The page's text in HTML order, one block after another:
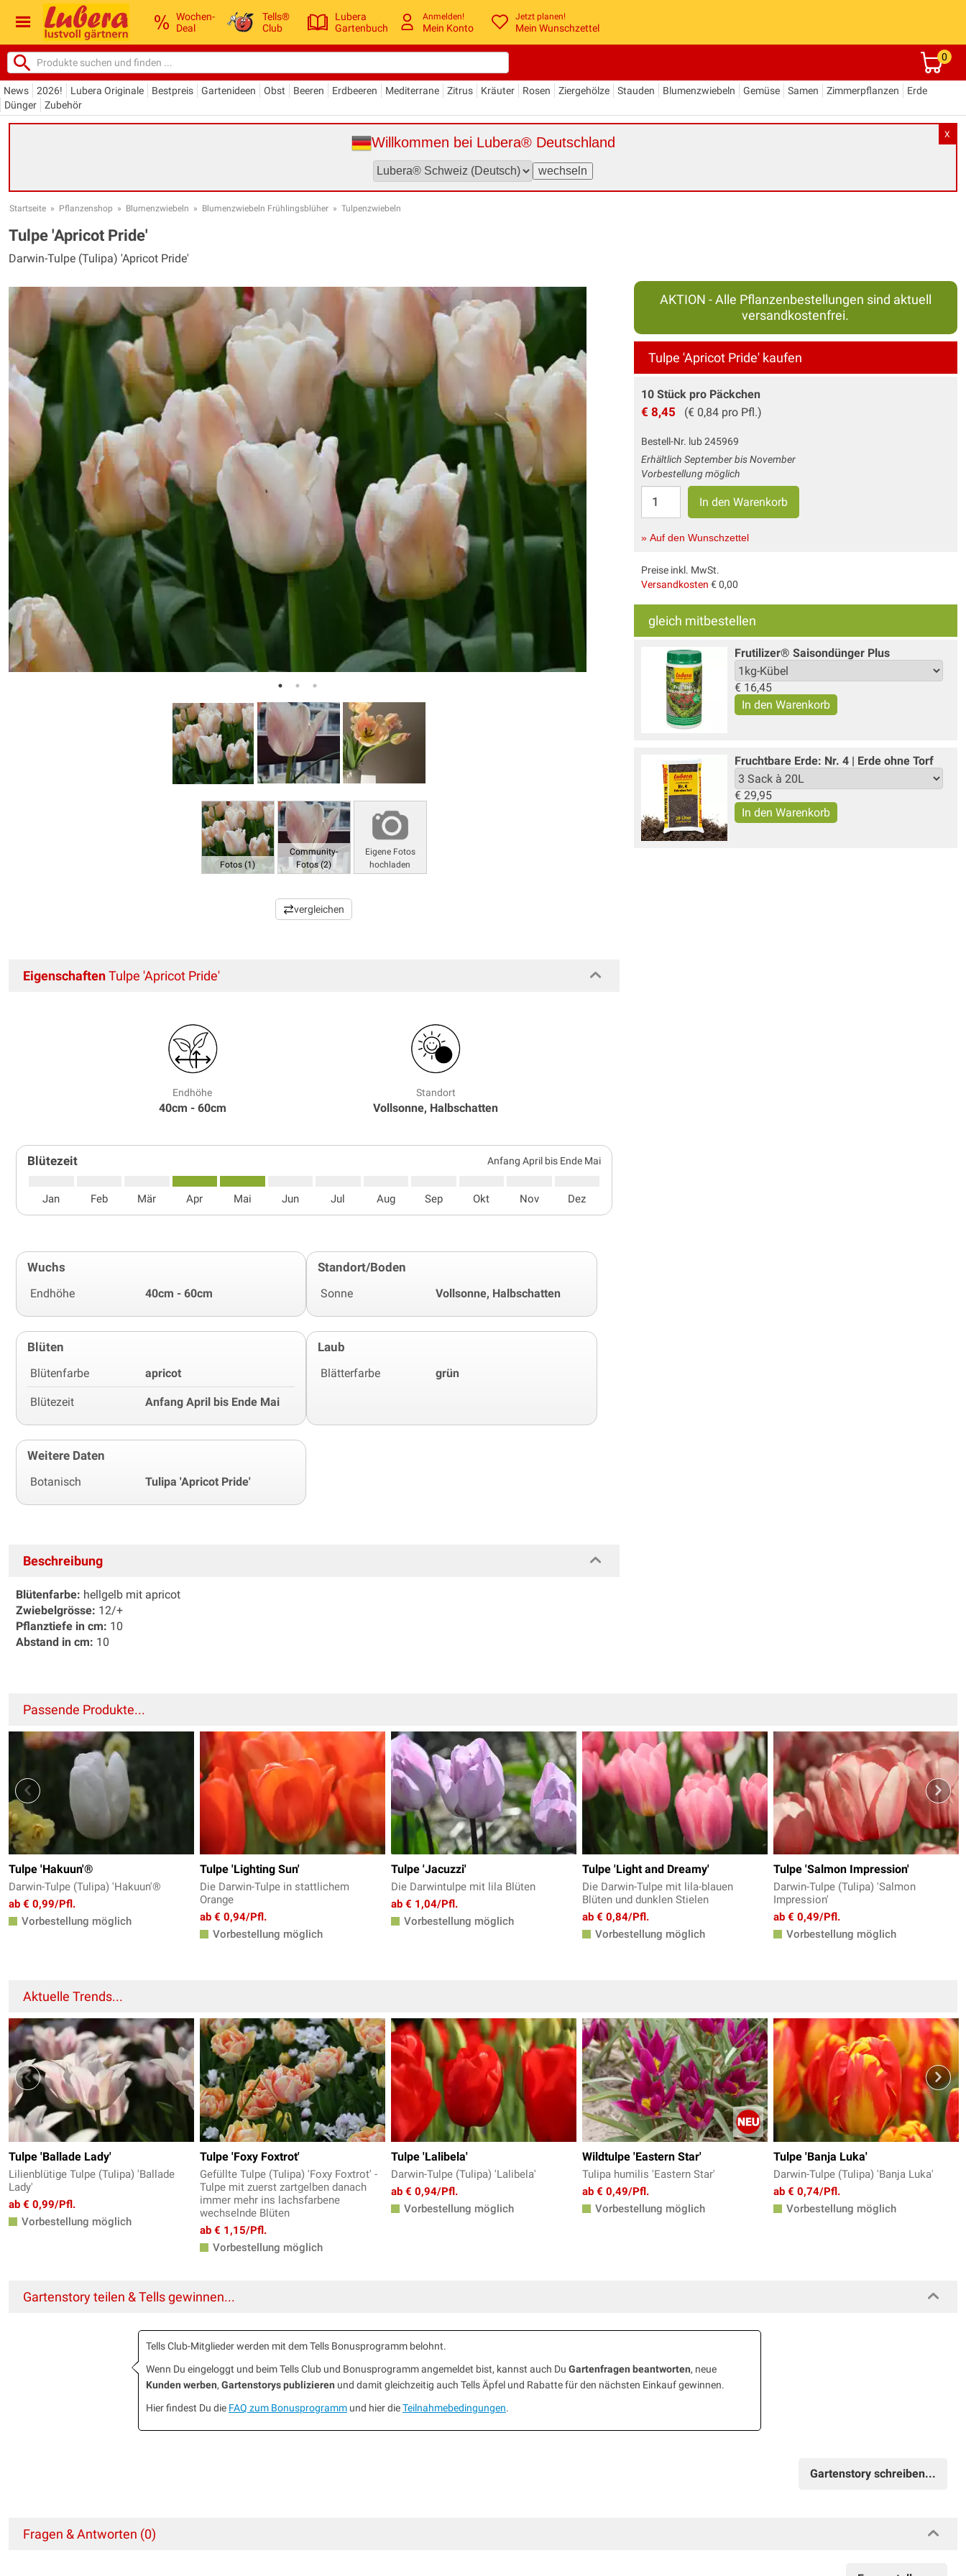
Wochen-
Deal
Tells®
Club
Lubera
Gartenbuch
Anmelden!
Mein Konto
Jetzt planen!
Mein Wunschzettel
0
News 2026! Lubera Originale Bestpreis Gartenideen Obst Beeren Erdbeeren Mediterrane Zitrus Kräuter Rosen Ziergehölze Stauden Blumenzwiebeln Gemüse Samen Zimmerpflanzen
Erde
Dünger
Zubehör
X
Willkommen bei Lubera® Deutschland
Startseite » Pflanzenshop » Blumenzwiebeln » Blumenzwiebeln Frühlingsblüher » Tulpenzwiebeln
Tulpe 'Apricot Pride'
Darwin-Tulpe (Tulipa) 'Apricot Pride'
Fotos (1)
Community-
Fotos (2)
Eigene Fotos
hochladen
vergleichen
AKTION - Alle Pflanzenbestellungen sind aktuell
versandkostenfrei.
Tulpe 'Apricot Pride' kaufen
10 Stück pro Päckchen
€ 8,45 (€ 0,84 pro Pfl.)
Bestell-Nr. lub 245969
Erhältlich September bis November
Vorbestellung möglich
» Auf den Wunschzettel
Preise inkl. MwSt.
Versandkosten € 0,00
gleich mitbestellen
Frutilizer® Saisondünger Plus
€ 16,45
Fruchtbare Erde: Nr. 4 | Erde ohne Torf
€ 29,95
EigenschaftenTulpe 'Apricot Pride'
Endhöhe
40cm - 60cm
Standort
Vollsonne, Halbschatten
Blütezeit Anfang April bis Ende Mai
Jan Feb Mär Apr Mai Jun Jul Aug Sep Okt Nov Dez
Wuchs
Endhöhe 40cm - 60cm
Standort/Boden
Sonne Vollsonne, Halbschatten
Blüten
Blütenfarbe apricot
Blütezeit Anfang April bis Ende Mai
Laub
Blätterfarbe grün
Weitere Daten
Botanisch Tulipa 'Apricot Pride'
Beschreibung
Blütenfarbe: hellgelb mit apricot
Zwiebelgrösse: 12/+
Pflanztiefe in cm: 10
Abstand in cm: 10
Passende Produkte...
Tulpe 'Hakuun'®
Darwin-Tulpe (Tulipa) 'Hakuun'®
ab € 0,99/Pfl.
Vorbestellung möglich
Tulpe 'Lighting Sun'
Die Darwin-Tulpe in stattlichem
Orange
ab € 0,94/Pfl.
Vorbestellung möglich
Tulpe 'Jacuzzi'
Die Darwintulpe mit lila Blüten
ab € 1,04/Pfl.
Vorbestellung möglich
Tulpe 'Light and Dreamy'
Die Darwin-Tulpe mit lila-blauen
Blüten und dunklen Stielen
ab € 0,84/Pfl.
Vorbestellung möglich
Tulpe 'Salmon Impression'
Darwin-Tulpe (Tulipa) 'Salmon
Impression'
ab € 0,49/Pfl.
Vorbestellung möglich
Aktuelle Trends...
Tulpe 'Ballade Lady'
Lilienblütige Tulpe (Tulipa) 'Ballade
Lady'
ab € 0,99/Pfl.
Vorbestellung möglich
Tulpe 'Foxy Foxtrot'
Gefüllte Tulpe (Tulipa) 'Foxy Foxtrot' -
Tulpe mit zuerst zartgelben danach
immer mehr ins lachsfarbene
wechselnde Blüten
ab € 1,15/Pfl.
Vorbestellung möglich
Tulpe 'Lalibela'
Darwin-Tulpe (Tulipa) 'Lalibela'
ab € 0,94/Pfl.
Vorbestellung möglich
Wildtulpe 'Eastern Star'
Tulipa humilis 'Eastern Star'
ab € 0,49/Pfl.
Vorbestellung möglich
Tulpe 'Banja Luka'
Darwin-Tulpe (Tulipa) 'Banja Luka'
ab € 0,74/Pfl.
Vorbestellung möglich
Gartenstory teilen & Tells gewinnen...
Tells Club-Mitglieder werden mit dem Tells Bonusprogramm belohnt.
Wenn Du eingeloggt und beim Tells Club und Bonusprogramm angemeldet bist, kannst auch Du Gartenfragen beantworten, neue
Kunden werben, Gartenstorys publizieren und damit gleichzeitig auch Tells Äpfel und Rabatte für den nächsten Einkauf gewinnen.
Hier findest Du die FAQ zum Bonusprogramm und hier dieTeilnahmebedingungen.
Gartenstory schreiben...
Fragen & Antworten (0)